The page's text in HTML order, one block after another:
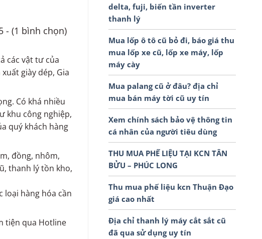
- (1 bình chọn)
các vật tư của
giày dép, Gia
Có khá nhiều
khu công nghiệp,
quý khách hàng
đồng, nhôm,
thanh lý tồn kho,
loại hàng hóa cần
tiện qua Hotline
delta, fuji, biến tần inverter
thanh lý
Mua lốp ô tô cũ bỏ đi, báo giá thu
mua lốp xe cũ, lốp xe máy, lốp
máy cày
Mua palang cũ ở đâu? địa chỉ
mua bán máy tời cũ uy tín
Xem chính sách bảo vệ thông tin
cá nhân của người tiêu dùng
THU MUA PHẾ LIỆU TẠI KCN TÂN
BỬU – PHÚC LONG
Thu mua phế liệu kcn Thuận Đạo
giá cao nhất
Địa chỉ thanh lý máy cắt sắt cũ
đã qua sử dụng uy tín